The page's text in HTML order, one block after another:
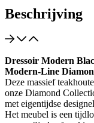
Beschrijving
Dressoir Modern
Modern-Line
Deze massief
onze Diamond
met eigentijdse
Het meubel is een